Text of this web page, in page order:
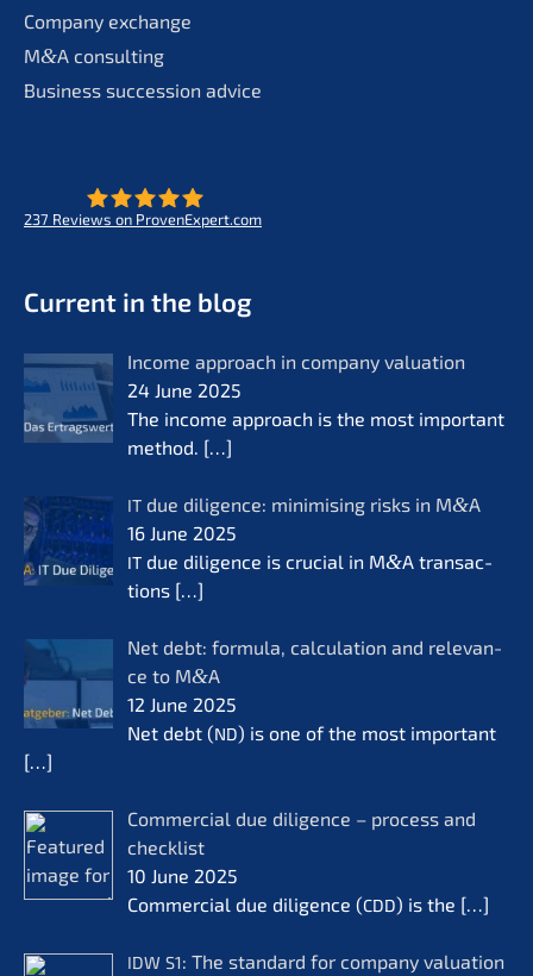
Compa­ny exchange
M&A consul­ting
Business succes­si­on advice
237 Reviews on ProvenExpert.com
Current in the blog
Income approach in compa­ny valua­ti­on
24 June 2025
The income approach is the most important
method. […]
IT due diligence: minimi­sing risks in M&A
16 June 2025
IT due diligence is crucial in M&A transac­
tions […]
Net debt: formu­la, calcu­la­ti­on and relevan­
ce to M&A
12 June 2025
Net debt (ND) is one of the most important
[…]
Commer­cial due diligence – process and
check­list
10 June 2025
Commer­cial due diligence (CDD) is the […]
IDW S1: The standard for compa­ny valua­ti­on